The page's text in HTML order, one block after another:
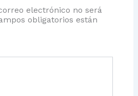
electrónico no será
obligatorios están